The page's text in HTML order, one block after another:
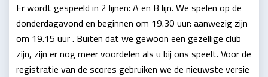
Er wordt gespeeld in 2 lijnen: A en B lijn. We spelen op de
donderdagavond en beginnen om 19.30 uur: aanwezig zijn
om 19.15 uur . Buiten dat we gewoon een gezellige club
zijn, zijn er nog meer voordelen als u bij ons speelt. Voor de
registratie van de scores gebruiken we de nieuwste versie